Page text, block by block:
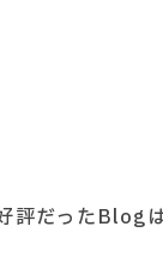
だった